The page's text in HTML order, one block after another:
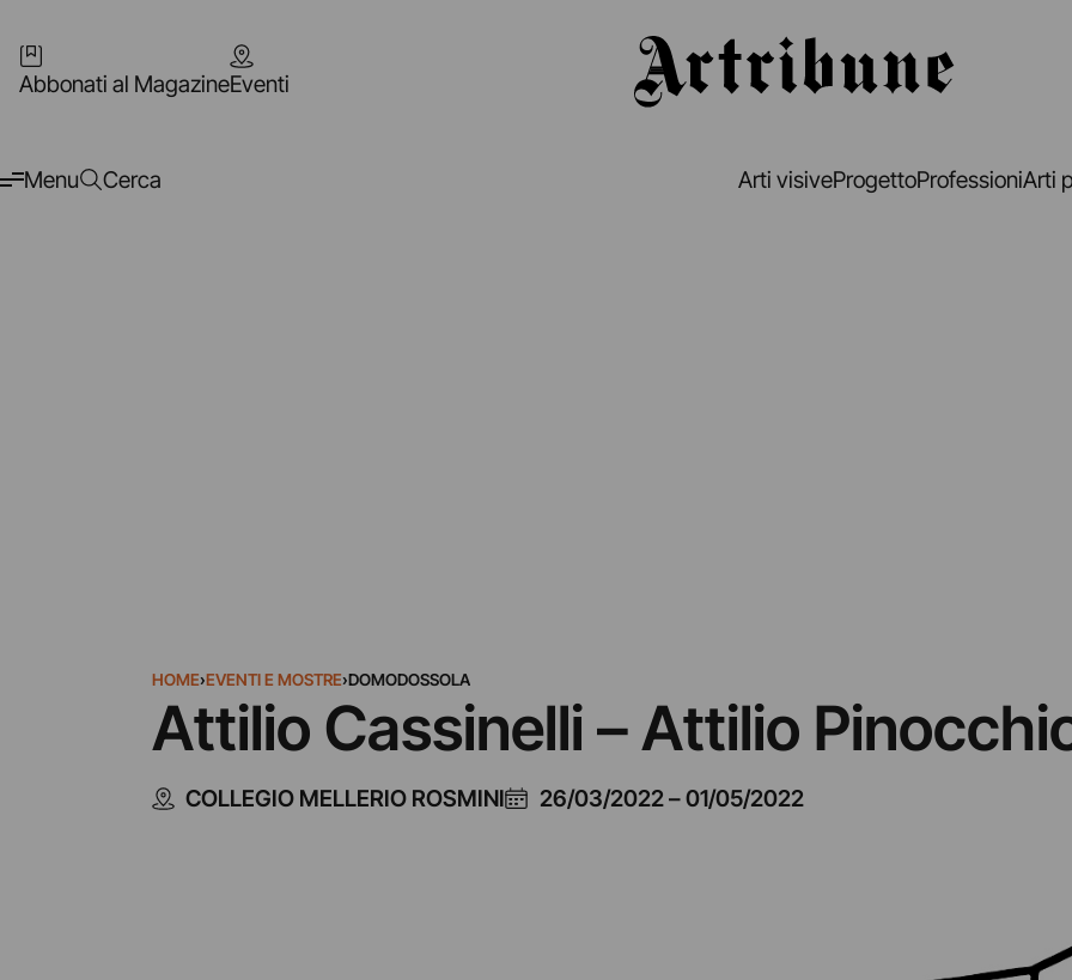
Abbonati al MagazineEventi
Menu Cerca Arti visiveProgettoProfessioniArti
HOME›EVENTI E MOSTRE›DOMODOSSOLA
Attilio Cassinelli – Attilio
COLLEGIO MELLERIO ROSMINI 26/03/2022–01/05/2022